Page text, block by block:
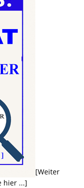
[Weiter
hier ...]